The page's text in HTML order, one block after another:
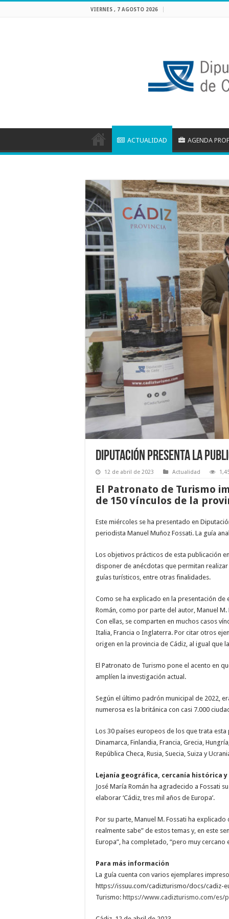
VIERNES , 7 AGOSTO 2026
ACTUALIDAD AGENDA
Diputación presenta la
12 de abril de 2023 Actualidad
El Patronato de Turismo
de 150 vínculos de la
Este miércoles se ha presentado en
periodista Manuel Muñoz Fossati. La guía
Los objetivos prácticos de esta publicación
disponer de anécdotas que permitan
guías turísticos, entre otras finalidades.
Como se ha explicado en la presentación
Román, como por parte del autor, Manuel
Con ellas, se comparten en muchos casos
Italia, Francia o Inglaterra. Por citar otros
origen en la provincia de Cádiz, al igual que
El Patronato de Turismo pone el acento en
amplíen la investigación actual.
Según el último padrón municipal de 2022,
numerosa es la británica con casi 7.000
Los 30 países europeos de los que trata
Dinamarca, Finlandia, Francia, Grecia,
República Checa, Rusia, Suecia, Suiza y
Lejanía geográfica, cercanía histórica y
José María Román ha agradecido a Fossati
elaborar ‘Cádiz, tres mil años de Europa’.
Por su parte, Manuel M. Fossati ha
realmente sabe” de estos temas y, en este
Europa”, ha completado, “pero muy
Para más información
La guía cuenta con varios ejemplares
https://issuu.com/cadizturismo/docs/cadiz-
Turismo: https://www.cadizturismo.com/es/